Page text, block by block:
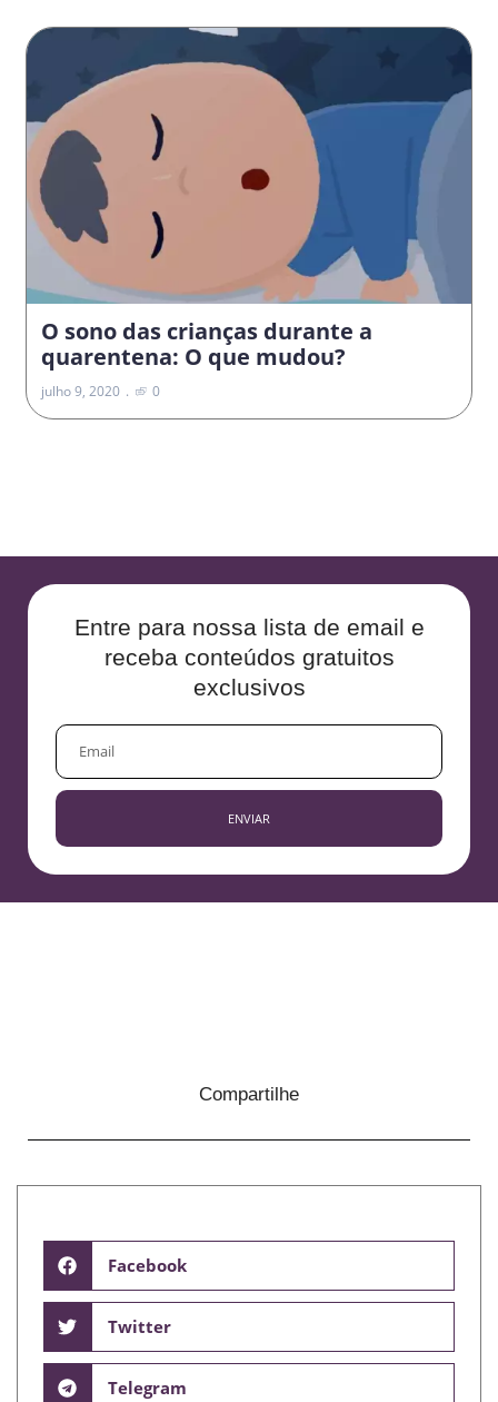
O sono das crianças durante a
quarentena: O que mudou?
julho 9, 2020 0
Entre para nossa lista de email e
receba conteúdos gratuitos
exclusivos
EMAIL
ENVIAR
Compartilhe
Facebook
Twitter
Telegram